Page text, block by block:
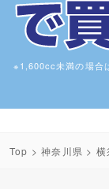
※1,600cc未満の場合
Top >神奈川県 > 横